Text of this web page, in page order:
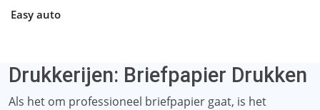
Easy auto
Drukkerijen: Briefpapier Drukken
Als het om professioneel briefpapier gaat, is het